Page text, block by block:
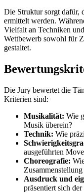
Die Struktur sorgt dafür,
ermittelt werden.
Vielfalt an Techniken
Wettbewerb sowohl für
gestaltet.
Die Jury bewertet die
Kriterien sind:
Musikalität: Wie
Musik überein?
Technik: Wie
ausgeführten
Choreografie:
Ausdruck und
präsentiert sich der